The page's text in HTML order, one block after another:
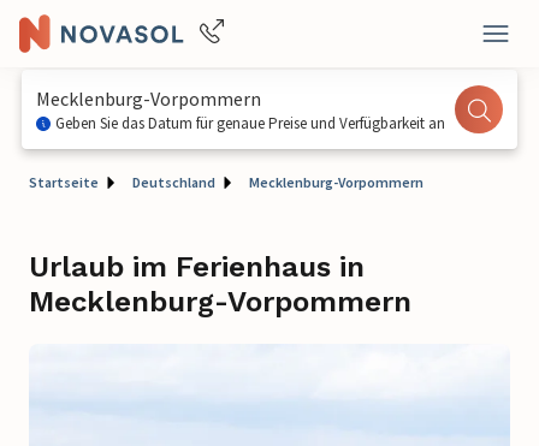
Mecklenburg-Vorpommern
Geben Sie das Datum für genaue Preise und Verfügbarkeit an
Startseite Deutschland Mecklenburg-Vorpommern
Urlaub im Ferienhaus in
Mecklenburg-Vorpommern